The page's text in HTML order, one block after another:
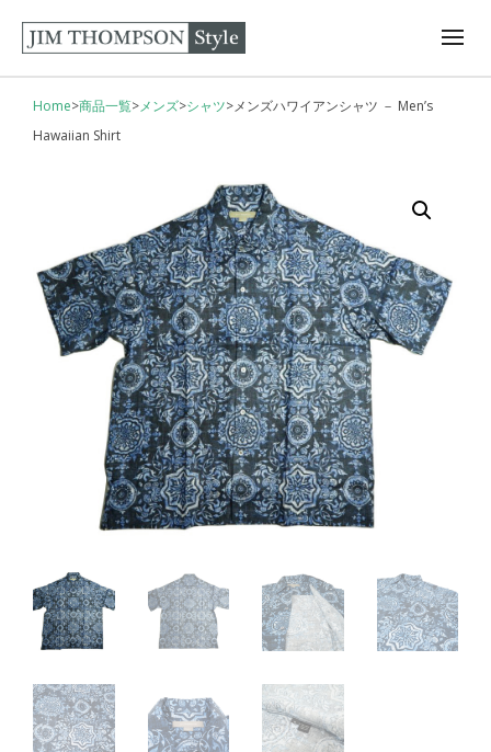
Home>商品一覧>メンズ>シャツ>メンズハワイアンシャツ － Men’s
Hawaiian Shirt